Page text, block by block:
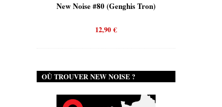
New Noise #80 (Genghis Tron)
12,90€
OÙ TROUVER NEW NOISE ?